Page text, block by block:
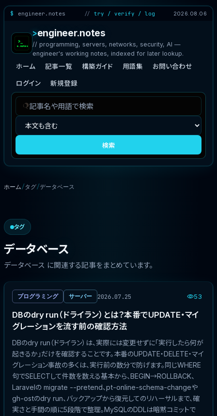
engineer.notes try / verify / log 2026.08.06
engineer.notes
// programming, servers, networks, security, AI —
engineer's working notes, indexed for later lookup.
ホーム 記事一覧 構築ガイド 用語集 お問い合わせ
ログイン 新規登録
事
検
索
索
象
検索
ホーム タグ データベース
タグ
データベース
データベース に関連する記事をまとめています。
プログラミング サーバー 2026.07.25 53
DBのdry run（ドライラン）とは？本番でUPDATE・マイ
グレーションを流す前の確認方法
DBのdry run（ドライラン）は、実際には変更せずに「実行したら何が
起きるか」だけを確認することです。本番のUPDATE・DELETE・マイ
グレーション事故の多くは、実行前の数分で防げます。同じWHERE
句でSELECTして件数を数える基本から、BEGIN→ROLLBACK、
Laravelの migrate --pretend、pt-online-schema-changeや
gh-ostのdry run、バックアップから復元してのリハーサルまで、確
実さと手間の順に5段階で整理。MySQLのDDLは暗黙コミットで